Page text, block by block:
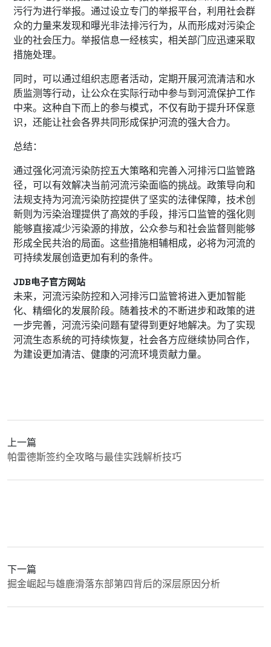
污行为进行举报。通过设立专门的举报平台，利用社会群
众的力量来发现和曝光非法排污行为，从而形成对污染企
业的社会压力。举报信息一经核实，相关部门应迅速采取
措施处理。
同时，可以通过组织志愿者活动，定期开展河流清洁和水
质监测等行动，让公众在实际行动中参与到河流保护工作
中来。这种自下而上的参与模式，不仅有助于提升环保意
识，还能让社会各界共同形成保护河流的强大合力。
总结：
通过强化河流污染防控五大策略和完善入河排污口监管路
径，可以有效解决当前河流污染面临的挑战。政策导向和
法规支持为河流污染防控提供了坚实的法律保障，技术创
新则为污染治理提供了高效的手段，排污口监管的强化则
能够直接减少污染源的排放，公众参与和社会监督则能够
形成全民共治的局面。这些措施相辅相成，必将为河流的
可持续发展创造更加有利的条件。
JDB电子官方网站
未来，河流污染防控和入河排污口监管将进入更加智能
化、精细化的发展阶段。随着技术的不断进步和政策的进
一步完善，河流污染问题有望得到更好地解决。为了实现
河流生态系统的可持续恢复，社会各方应继续协同合作，
为建设更加清洁、健康的河流环境贡献力量。
上一篇
帕雷德斯签约全攻略与最佳实践解析技巧
下一篇
掘金崛起与雄鹿滑落东部第四背后的深层原因分析